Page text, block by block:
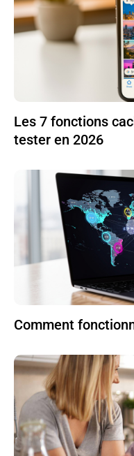
Les 7 fonctions
tester en 2026
Comment